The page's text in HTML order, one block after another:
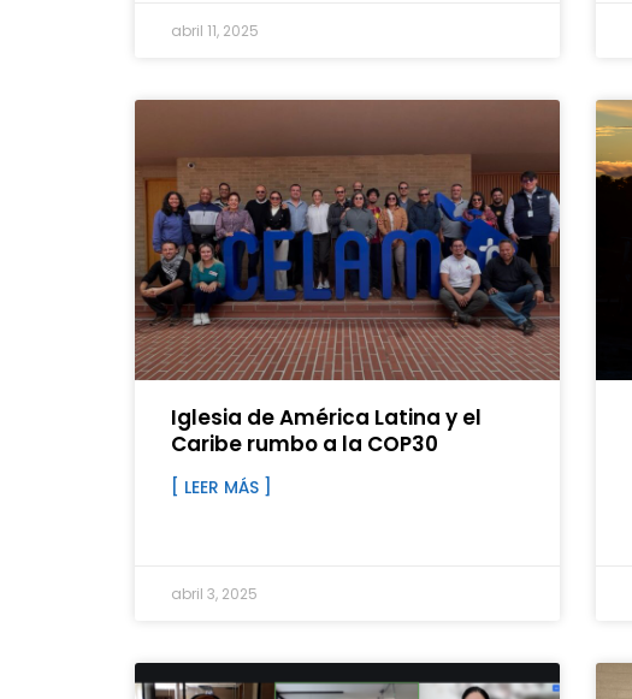
abril 11, 2025
Iglesia de América Latina y el
Caribe rumbo a la COP30
[ LEER MÁS ]
abril 3, 2025